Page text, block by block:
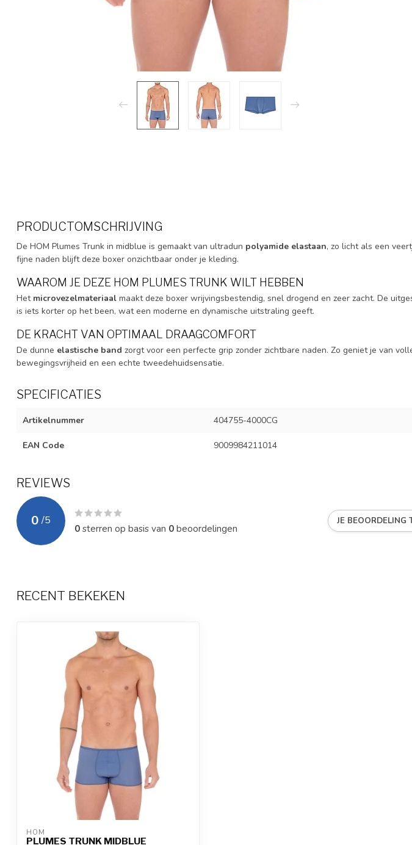
PRODUCTOMSCHRIJVING
De HOM Plumes Trunk in midblue is gemaakt van ultradun polyamide elastaan, zo licht als een
fijne naden blijft deze boxer onzichtbaar onder je kleding.
WAAROM JE DEZE HOM PLUMES TRUNK WILT HEBBEN
Het microvezelmateriaal maakt deze boxer wrijvingsbestendig, snel drogend en zeer zacht. De
is iets korter op het been, wat een moderne en dynamische uitstraling geeft.
DE KRACHT VAN OPTIMAAL DRAAGCOMFORT
De dunne elastische band zorgt voor een perfecte grip zonder zichtbare naden. Zo geniet je van
bewegingsvrijheid en een echte tweedehuidsensatie.
SPECIFICATIES
Artikelnummer 404755-4000CG
EAN Code 9009984211014
REVIEWS
0 /5
0sterren op basis van 0beoordelingen
JE BEOORDELING
RECENT BEKEKEN
HOM
PLUMES TRUNK MIDBLUE